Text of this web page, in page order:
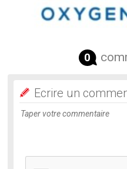
0
Ecrire un